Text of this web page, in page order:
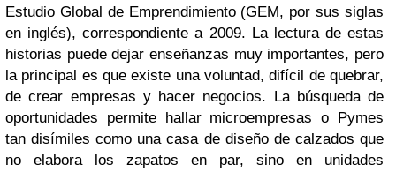
Estudio Global de Emprendimiento (GEM, por sus siglas
en inglés), correspondiente a 2009. La lectura de estas
historias puede dejar enseñanzas muy importantes, pero
la principal es que existe una voluntad, difícil de quebrar,
de crear empresas y hacer negocios. La búsqueda de
oportunidades permite hallar microempresas o Pymes
tan disímiles como una casa de diseño de calzados que
no elabora los zapatos en par, sino en unidades